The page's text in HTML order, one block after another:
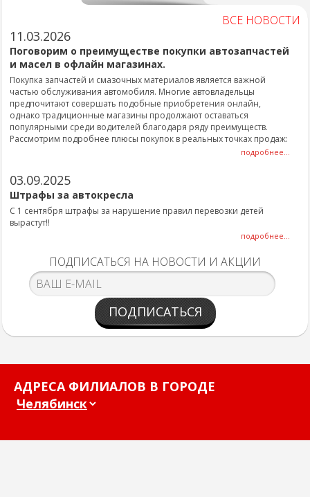
ВСЕ НОВОСТИ
11.03.2026
Поговорим о преимуществе покупки автозапчастей
и масел в офлайн магазинах.
Покупка запчастей и смазочных материалов является важной
частью обслуживания автомобиля. Многие автовладельцы
предпочитают совершать подобные приобретения онлайн,
однако традиционные магазины продолжают оставаться
популярными среди водителей благодаря ряду преимуществ.
Рассмотрим подробнее плюсы покупок в реальных точках продаж:
подробнее...
03.09.2025
Штрафы за автокресла
С 1 сентября штрафы за нарушение правил перевозки детей
вырастут!!
подробнее...
ПОДПИСАТЬСЯ НА НОВОСТИ И АКЦИИ
ПОДПИСАТЬСЯ
АДРЕСА ФИЛИАЛОВ В ГОРОДЕ